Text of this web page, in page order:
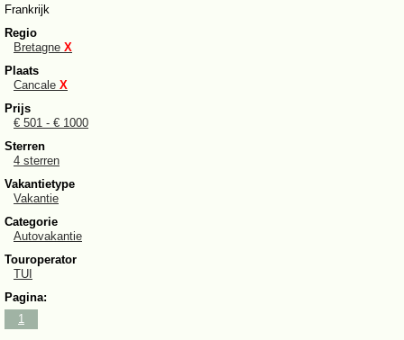
Frankrijk
Regio
Bretagne X
Plaats
Cancale X
Prijs
€ 501 - € 1000
Sterren
4 sterren
Vakantietype
Vakantie
Categorie
Autovakantie
Touroperator
TUI
Pagina:
1